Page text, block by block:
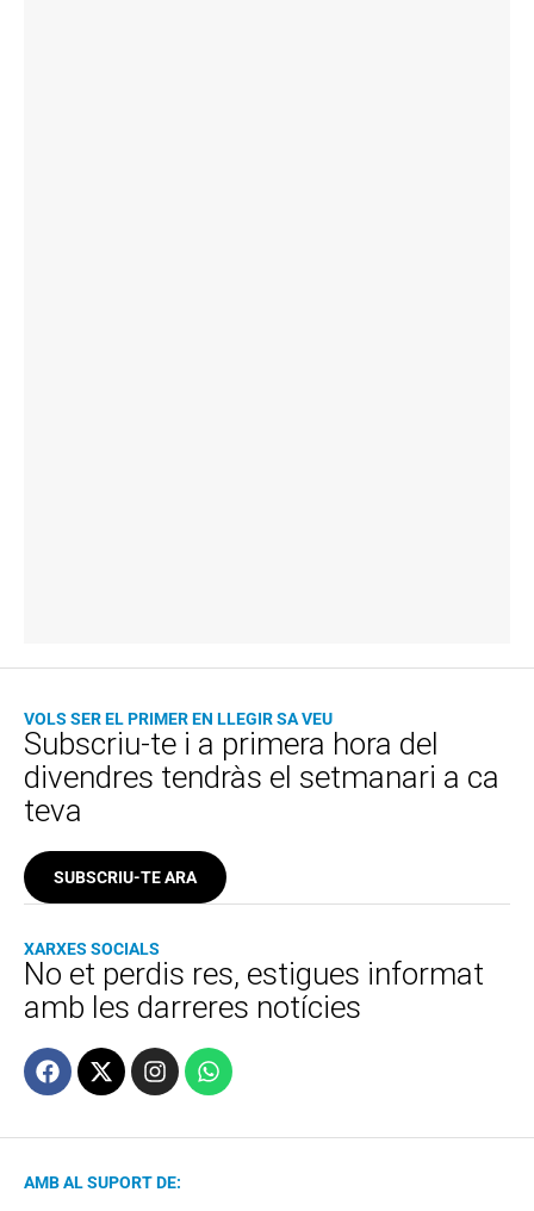
VOLS SER EL PRIMER EN LLEGIR SA VEU
Subscriu-te i a primera hora del
divendres tendràs el setmanari a ca
teva
SUBSCRIU-TE ARA
XARXES SOCIALS
No et perdis res, estigues informat
amb les darreres notícies
AMB AL SUPORT DE: